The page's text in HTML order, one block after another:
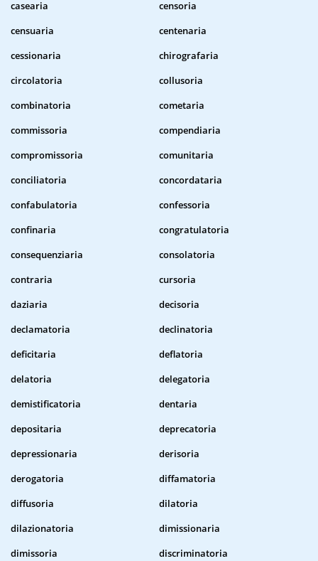
casearia
censoria
censuaria
centenaria
cessionaria
chirografaria
circolatoria
collusoria
combinatoria
cometaria
commissoria
compendiaria
compromissoria
comunitaria
conciliatoria
concordataria
confabulatoria
confessoria
confinaria
congratulatoria
consequenziaria
consolatoria
contraria
cursoria
daziaria
decisoria
declamatoria
declinatoria
deficitaria
deflatoria
delatoria
delegatoria
demistificatoria
dentaria
depositaria
deprecatoria
depressionaria
derisoria
derogatoria
diffamatoria
diffusoria
dilatoria
dilazionatoria
dimissionaria
dimissoria
discriminatoria